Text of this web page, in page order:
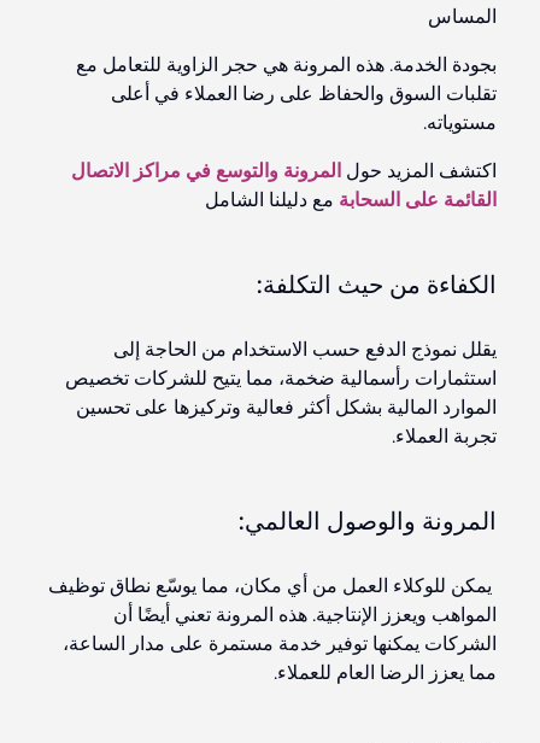
المساس
بجودة الخدمة. هذه المرونة هي حجر الزاوية للتعامل مع
تقلبات السوق والحفاظ على رضا العملاء في أعلى
مستوياته.
اكتشف المزيد حول المرونة والتوسع في مراكز الاتصال
القائمة على السحابة مع دليلنا الشامل
الكفاءة من حيث التكلفة:
يقلل نموذج الدفع حسب الاستخدام من الحاجة إلى
استثمارات رأسمالية ضخمة، مما يتيح للشركات تخصيص
الموارد المالية بشكل أكثر فعالية وتركيزها على تحسين
تجربة العملاء.
المرونة والوصول العالمي:
يمكن للوكلاء العمل من أي مكان، مما يوسّع نطاق توظيف
المواهب ويعزز الإنتاجية. هذه المرونة تعني أيضًا أن
الشركات يمكنها توفير خدمة مستمرة على مدار الساعة،
مما يعزز الرضا العام للعملاء.